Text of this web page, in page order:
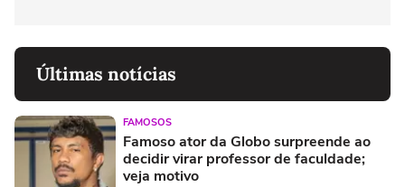
Últimas notícias
FAMOSOS
Famoso ator da Globo surpreende ao
decidir virar professor de faculdade;
veja motivo